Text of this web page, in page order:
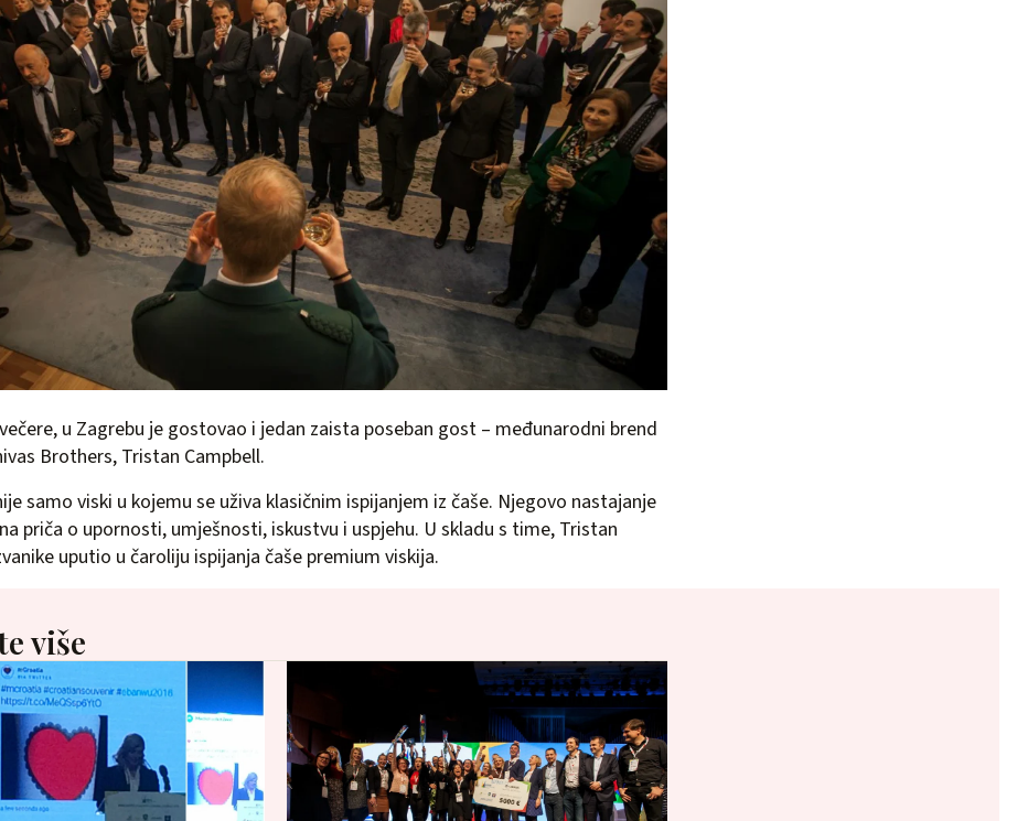
u Zagrebu je gostovao i jedan zaista poseban gost – međunarodni brend
Brothers, Tristan Campbell.
samo viski u kojemu se uživa klasičnim ispijanjem iz čaše. Njegovo nastajanje
priča o upornosti, umješnosti, iskustvu i uspjehu. U skladu s time, Tristan
uputio u čaroliju ispijanja čaše premium viskija.
više